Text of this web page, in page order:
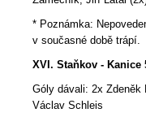
* Poznámka:
v současné době trápí.
XVI. Staňkov - Kanice
Góly dávali: 2x Zdeněk
Václav Schleis